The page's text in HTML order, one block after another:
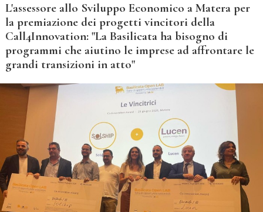
L'assessore allo Sviluppo Economico a Matera per
la premiazione dei progetti vincitori della
Call4Innovation: "La Basilicata ha bisogno di
programmi che aiutino le imprese ad affrontare le
grandi transizioni in atto"